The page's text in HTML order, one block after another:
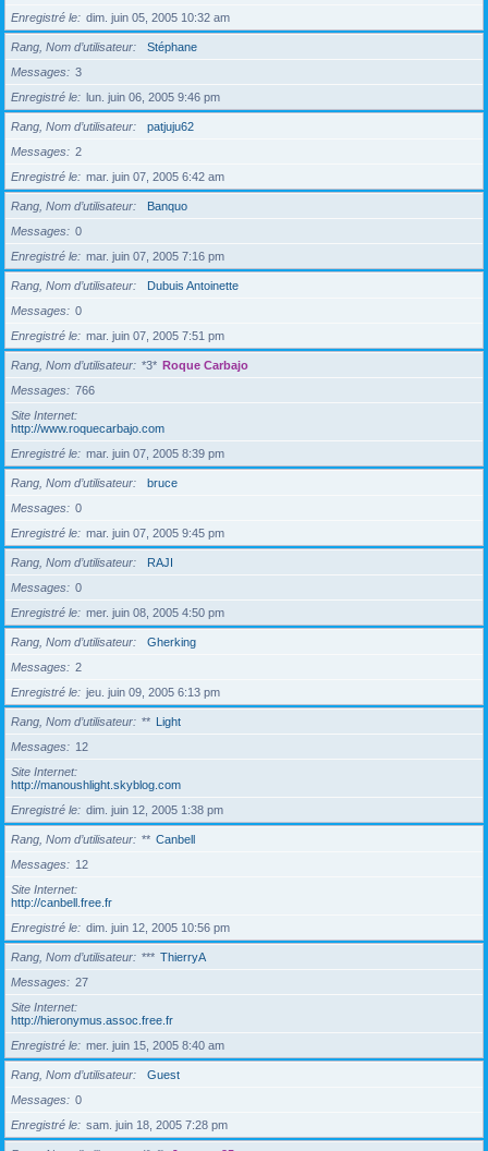
Enregistré le
dim. juin 05, 2005 10:32 am
Rang, Nom d’utilisateur
Stéphane
Messages
3
Enregistré le
lun. juin 06, 2005 9:46 pm
Rang, Nom d’utilisateur
patjuju62
Messages
2
Enregistré le
mar. juin 07, 2005 6:42 am
Rang, Nom d’utilisateur
Banquo
Messages
0
Enregistré le
mar. juin 07, 2005 7:16 pm
Rang, Nom d’utilisateur
Dubuis Antoinette
Messages
0
Enregistré le
mar. juin 07, 2005 7:51 pm
Rang, Nom d’utilisateur *3* Roque Carbajo
Messages
766
Site Internet
http://www.roquecarbajo.com
Enregistré le
mar. juin 07, 2005 8:39 pm
Rang, Nom d’utilisateur
bruce
Messages
0
Enregistré le
mar. juin 07, 2005 9:45 pm
Rang, Nom d’utilisateur
RAJI
Messages
0
Enregistré le
mer. juin 08, 2005 4:50 pm
Rang, Nom d’utilisateur
Gherking
Messages
2
Enregistré le
jeu. juin 09, 2005 6:13 pm
Rang, Nom d’utilisateur ** Light
Messages
12
Site Internet
http://manoushlight.skyblog.com
Enregistré le
dim. juin 12, 2005 1:38 pm
Rang, Nom d’utilisateur ** Canbell
Messages
12
Site Internet
http://canbell.free.fr
Enregistré le
dim. juin 12, 2005 10:56 pm
Rang, Nom d’utilisateur *** ThierryA
Messages
27
Site Internet
http://hieronymus.assoc.free.fr
Enregistré le
mer. juin 15, 2005 8:40 am
Rang, Nom d’utilisateur
Guest
Messages
0
Enregistré le
sam. juin 18, 2005 7:28 pm